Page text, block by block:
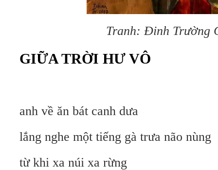
Tranh: Đinh Trường
GIỮA TRỜI HƯ VÔ
anh về ăn bát canh dưa
lắng nghe một tiếng gà trưa não nùng
từ khi xa núi xa rừng